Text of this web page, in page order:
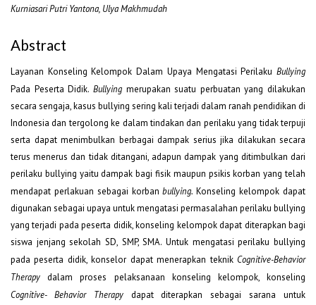
Kurniasari Putri Yantona, Ulya Makhmudah
Abstract
Layanan Konseling Kelompok Dalam Upaya Mengatasi Perilaku Bullying
Pada Peserta Didik. Bullying merupakan suatu perbuatan yang dilakukan
secara sengaja, kasus bullying sering kali terjadi dalam ranah pendidikan di
Indonesia dan tergolong ke dalam tindakan dan perilaku yang tidak terpuji
serta dapat menimbulkan berbagai dampak serius jika dilakukan secara
terus menerus dan tidak ditangani, adapun dampak yang ditimbulkan dari
perilaku bullying yaitu dampak bagi fisik maupun psikis korban yang telah
mendapat perlakuan sebagai korbanbullying.Konseling kelompok dapat
digunakan sebagai upaya untuk mengatasi permasalahan perilaku bullying
yang terjadi pada peserta didik, konseling kelompok dapat diterapkan bagi
siswa jenjang sekolah SD, SMP, SMA. Untuk mengatasi perilaku bullying
pada peserta didik, konselor dapat menerapkan teknik Cognitive-Behavior
Therapydalam proses pelaksanaan konseling kelompok, konseling
Cognitive- Behavior Therapy dapat diterapkan sebagai sarana untuk